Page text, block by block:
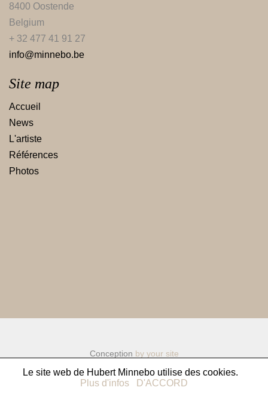
8400 Oostende
Belgium
+ 32 477 41 91 27
info@minnebo.be
Site map
Accueil
News
L'artiste
Références
Photos
Conception by your site
Le site web de Hubert Minnebo utilise des cookies.
Plus d'infos
D'ACCORD